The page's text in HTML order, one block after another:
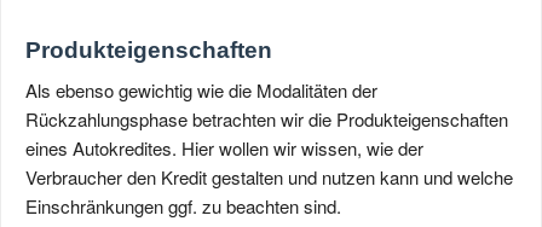
Produkteigenschaften
Als ebenso gewichtig wie die Modalitäten der
Rückzahlungsphase betrachten wir die Produkteigenschaften
eines Autokredites. Hier wollen wir wissen, wie der
Verbraucher den Kredit gestalten und nutzen kann und welche
Einschränkungen ggf. zu beachten sind.